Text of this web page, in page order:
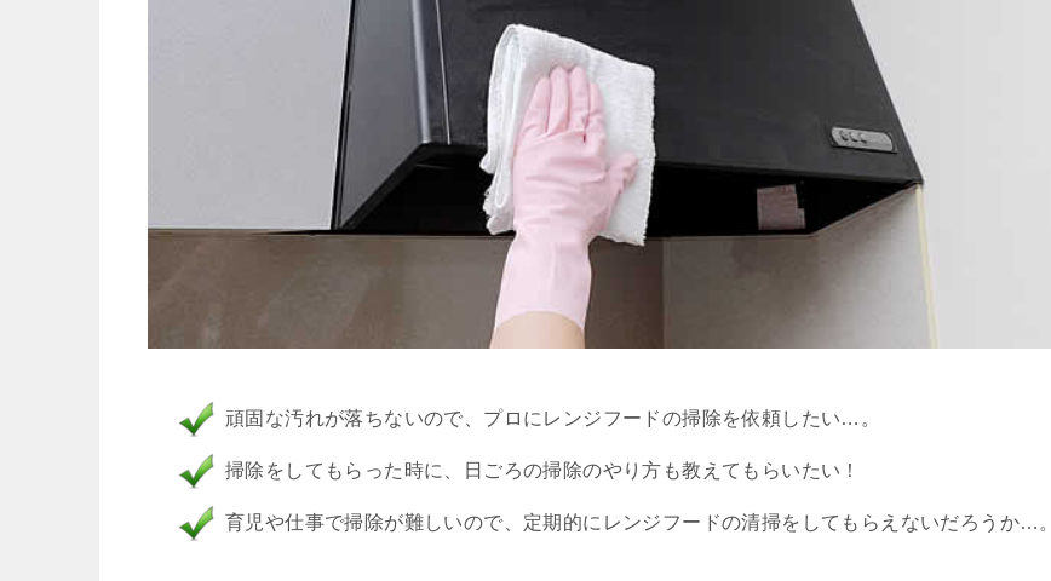
頑固な汚れが落ちないので、プロにレンジフードの掃除を依頼したい…。
掃除をしてもらった時に、日ごろの掃除のやり方も教えてもらいたい！
育児や仕事で掃除が難しいので、定期的にレンジフードの清掃をしてもらえないだろうか…。